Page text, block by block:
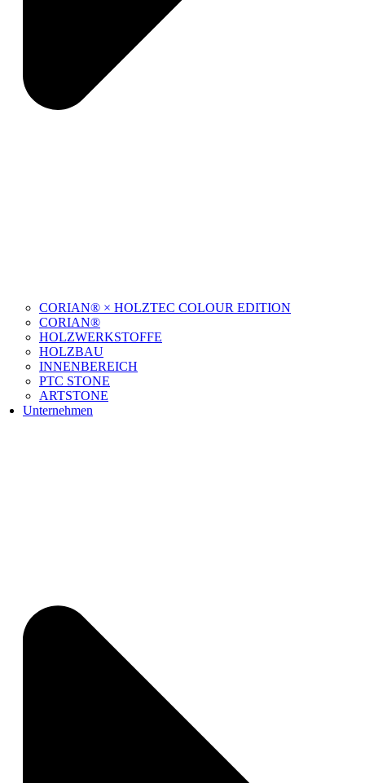
CORIAN® × HOLZTEC COLOUR EDITION
CORIAN®
HOLZWERKSTOFFE
HOLZBAU
INNENBEREICH
PTC STONE
ARTSTONE
Unternehmen